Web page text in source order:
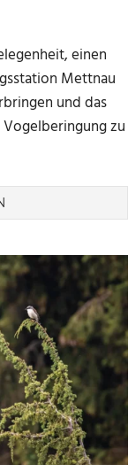
einen
Mettnau
und das
zu